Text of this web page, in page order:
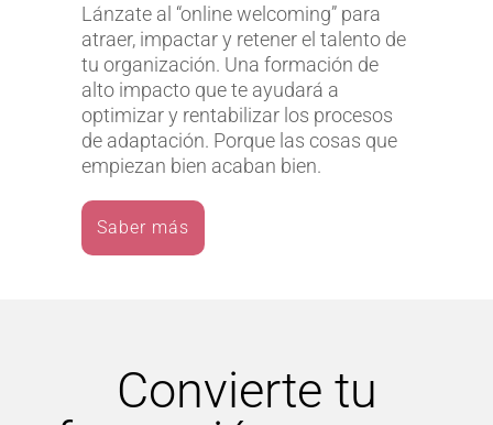
Lánzate al “online welcoming” para
atraer, impactar y retener el talento de
tu organización. Una formación de
alto impacto que te ayudará a
optimizar y rentabilizar los procesos
de adaptación. Porque las cosas que
empiezan bien acaban bien.
Saber más
Convierte tu